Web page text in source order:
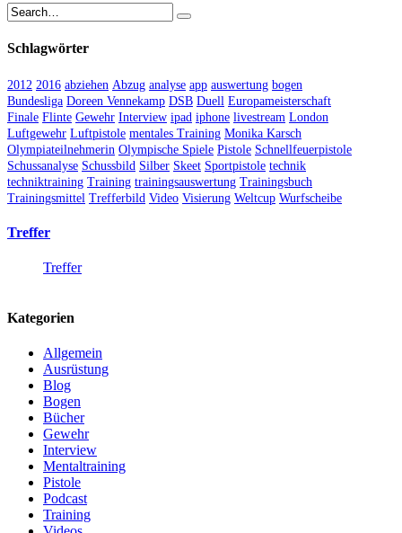
Schlagwörter
2012 2016 abziehen Abzug analyse app auswertung bogen
Bundesliga Doreen Vennekamp DSB Duell Europameisterschaft
Finale Flinte Gewehr Interview ipad iphone livestream London
Luftgewehr Luftpistole mentales Training Monika Karsch
Olympiateilnehmerin Olympische Spiele Pistole Schnellfeuerpistole
Schussanalyse Schussbild Silber Skeet Sportpistole technik
techniktraining Training trainingsauswertung Trainingsbuch
Trainingsmittel Trefferbild Video Visierung Weltcup Wurfscheibe
Treffer
Treffer
Kategorien
Allgemein
Ausrüstung
Blog
Bogen
Bücher
Gewehr
Interview
Mentaltraining
Pistole
Podcast
Training